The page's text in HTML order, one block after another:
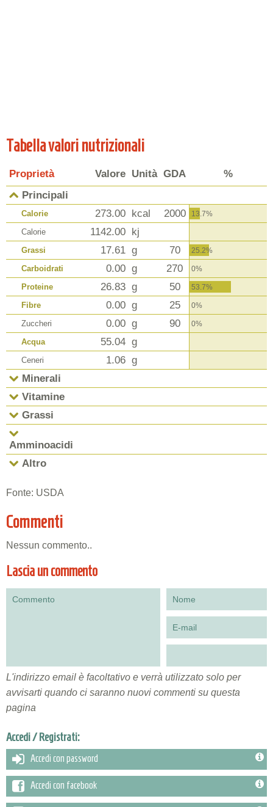
Tabella valori nutrizionali
Proprietà Valore Unità GDA
%
Principali
Calorie 273.00 kcal 2000 13.7%
Calorie 1142.00 kj
Grassi 17.61 g 70 25.2%
Carboidrati 0.00 g 270 0%
Proteine 26.83 g 50 53.7%
Fibre 0.00 g 25 0%
Zuccheri 0.00 g 90 0%
Acqua 55.04 g
Ceneri 1.06 g
Minerali
Vitamine
Grassi
Amminoacidi
Altro
Fonte: USDA
Commenti
Nessun commento..
Lascia un commento
L'indirizzo email è facoltativo e verrà utilizzato solo per
avvisarti quando ci saranno nuovi commenti su questa
pagina
Accedi / Registrati:
Accedi con password
Accedi con facebook